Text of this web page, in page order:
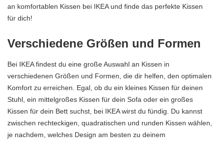
an komfortablen Kissen bei IKEA und finde das perfekte Kissen
für dich!
Verschiedene Größen und Formen
Bei IKEA findest du eine große Auswahl an Kissen in
verschiedenen Größen und Formen, die dir helfen, den optimalen
Komfort zu erreichen. Egal, ob du ein kleines Kissen für deinen
Stuhl, ein mittelgroßes Kissen für dein Sofa oder ein großes
Kissen für dein Bett suchst, bei IKEA wirst du fündig. Du kannst
zwischen rechteckigen, quadratischen und runden Kissen wählen,
je nachdem, welches Design am besten zu deinem